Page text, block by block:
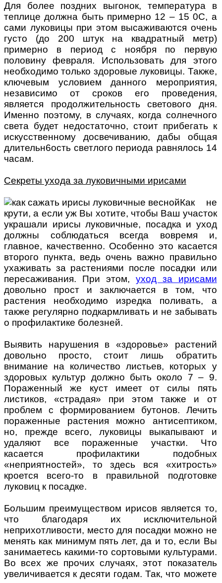
Для более поздних выгонок, температура в
теплице должна быть примерно 12 – 15 0С, а
сами луковицы при этом высаживаются очень
густо (до 200 штук на квадратный метр)
примерно в период с ноября по первую
половину февраля. Использовать для этого
необходимо только здоровые луковицы. Также,
ключевым условием данного мероприятия,
независимо от сроков его проведения,
является продолжительность светового дня.
Именно поэтому, в случаях, когда солнечного
света будет недостаточно, стоит прибегать к
искусственному досвечиванию, дабы общая
длительн6ость светлого периода равнялось 14
часам.
Секреты ухода за луковичными ирисами
Как не
крути, а если уж Вы хотите, чтобы Ваш участок
украшали ирисы луковичные, посадка и уход
должны соблюдаться всегда вовремя и,
главное, качественно. Особенно это касается
второго пункта, ведь очень важно правильно
ухаживать за растениями после посадки или
пересаживания. При этом, уход за ирисами
довольно прост и заключается в том, что
растения необходимо изредка поливать, а
также регулярно подкармливать и не забывать
о профилактике болезней.
Выявить нарушения в «здоровье» растений
довольно просто, стоит лишь обратить
внимание на количество листьев, которых у
здоровых культур должно быть около 7 – 9.
Пораженный же куст имеет от силы пять
листиков, «страдая» при этом также и от
проблем с формированием бутонов. Лечить
пораженные растения можно антисептиком,
но, прежде всего, луковицы выкапывают и
удаляют все пораженные участки. Что
касается профилактики подобных
«неприятностей», то здесь вся «хитрость»
кроется всего-то в правильной подготовке
луковиц к посадке.
Большим преимуществом ирисов является то,
что благодаря их исключительной
неприхотливости, место для посадки можно не
менять как минимум пять лет, да и то, если Вы
занимаетесь какими-то сортовыми культурами.
Во всех же прочих случаях, этот показатель
увеличивается к десяти годам. Так, что можете